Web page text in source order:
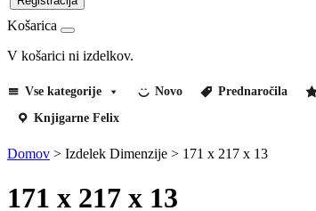
Košarica
V košarici ni izdelkov.
Vse kategorije Novo Prednaročila
Knjigarne Felix
Domov > Izdelek Dimenzije > 171 x 217 x 13
171 x 217 x 13